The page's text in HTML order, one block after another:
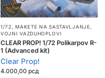
1/72,MAKETE NA SASTAVLJANJE,
VOJNI VAZDUHOPLOVI
CLEAR PROP! 1/72 Polikarpov R-
1 (Advanced kit)
Clear Prop!
4.000,00 рсд